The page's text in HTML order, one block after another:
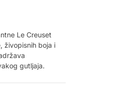
Le Creuset
živopisnih boja i
gutljaja.